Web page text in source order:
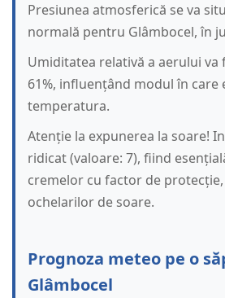
Presiunea atmosferică se va
normală pentru Glâmbocel, în
Umiditatea relativă a aerului
61%, influențând modul în care
temperatura.
Atenție la expunerea la soare!
ridicat (valoare: 7), fiind
cremelor cu factor de
ochelarilor de soare.
Prognoza meteo pe o
Glâmbocel